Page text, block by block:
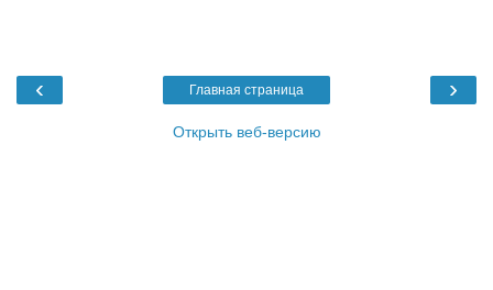
‹ ›
Главная страница
Открыть веб-версию